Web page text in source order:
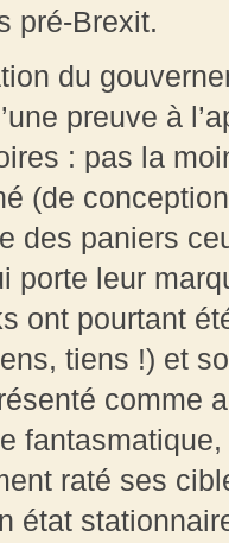
pré-Brexit.
du
preuve à
: pas la
(de
des paniers
porte leur
ont pourtant
tiens !) et
comme
raté ses
état